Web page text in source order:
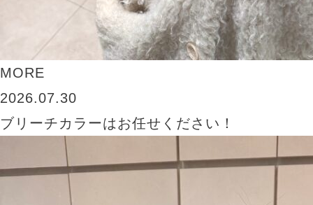
MORE
2026.07.30
ブリーチカラーはお任せください！